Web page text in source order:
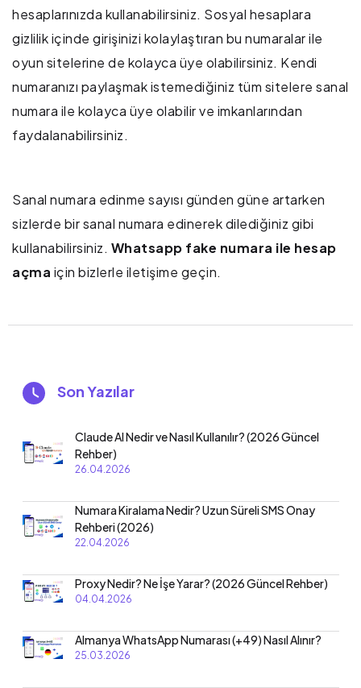
hesaplarınızda kullanabilirsiniz. Sosyal hesaplara
gizlilik içinde girişinizi kolaylaştıran bu numaralar ile
oyun sitelerine de kolayca üye olabilirsiniz. Kendi
numaranızı paylaşmak istemediğiniz tüm sitelere sanal
numara ile kolayca üye olabilir ve imkanlarından
faydalanabilirsiniz.
Sanal numara edinme sayısı günden güne artarken
sizlerde bir sanal numara edinerek dilediğiniz gibi
kullanabilirsiniz. Whatsapp fake numara ile hesap
açma için bizlerle iletişime geçin.
Son Yazılar
Claude AI Nedir ve Nasıl Kullanılır? (2026 Güncel
Rehber)
26.04.2026
Numara Kiralama Nedir? Uzun Süreli SMS Onay
Rehberi (2026)
22.04.2026
Proxy Nedir? Ne İşe Yarar? (2026 Güncel Rehber)
04.04.2026
Almanya WhatsApp Numarası (+49) Nasıl Alınır?
25.03.2026